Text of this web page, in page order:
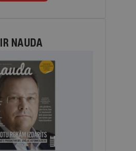
IR NAUDA